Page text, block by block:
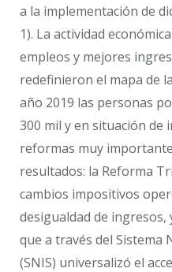
a la implementación de
1). La actividad
empleos y mejores
redefinieron el mapa de
año 2019 las personas
300 mil y en situación de
reformas muy
resultados: la Reforma
cambios impositivos
desigualdad de ingresos,
que a través del Sistema
(SNIS) universalizó el